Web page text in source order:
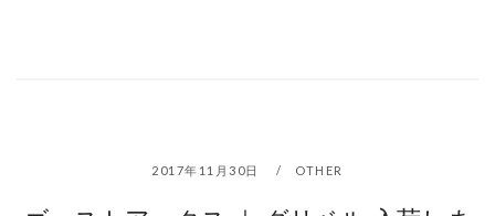
2017年11月30日 OTHER